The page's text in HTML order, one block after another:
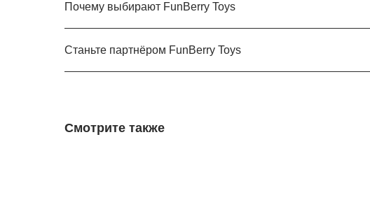
Почему выбирают FunBerry Toys
Станьте партнёром FunBerry Toys
Смотрите также